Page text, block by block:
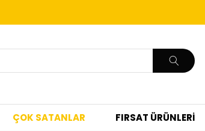
ÇOK SATANLAR FIRSAT ÜRÜNLERİ